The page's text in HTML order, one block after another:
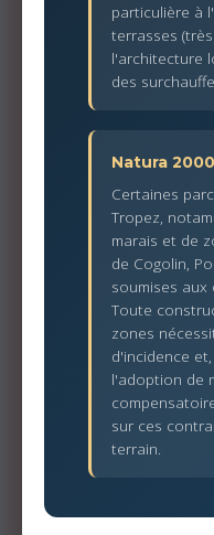
particulière à
terrasses
l'architecture
des
Natura
Certaines
Tropez,
marais et de
de Cogolin,
soumises aux
Toute
zones
d'incidence
l'adoption de
sur ces
terrain.